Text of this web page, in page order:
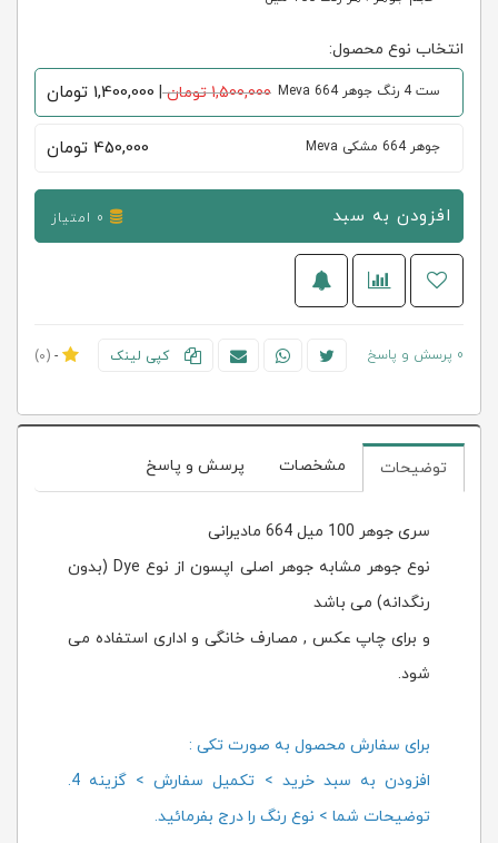
انتخاب نوع محصول:
ست 4 رنگ جوهر 664 Meva 1,500,000 تومان |
1,400,000 تومان
جوهر 664 مشکی Meva 450,000 تومان
افزودن به سبد
0 پرسش و پاسخ کپی لینک -
(0)
توضیحات مشخصات پرسش و پاسخ
سری جوهر 100 میل 664 مادیرانی
نوع جوهر مشابه جوهر اصلی اپسون از نوع Dye (بدون
رنگدانه) می باشد
و برای چاپ عکس , مصارف خانگی و اداری استفاده می
شود.
برای سفارش محصول به صورت تکی :
افزودن به سبد خرید > تکمیل سفارش > گزینه 4.
توضیحات شما > نوع رنگ را درج بفرمائید.